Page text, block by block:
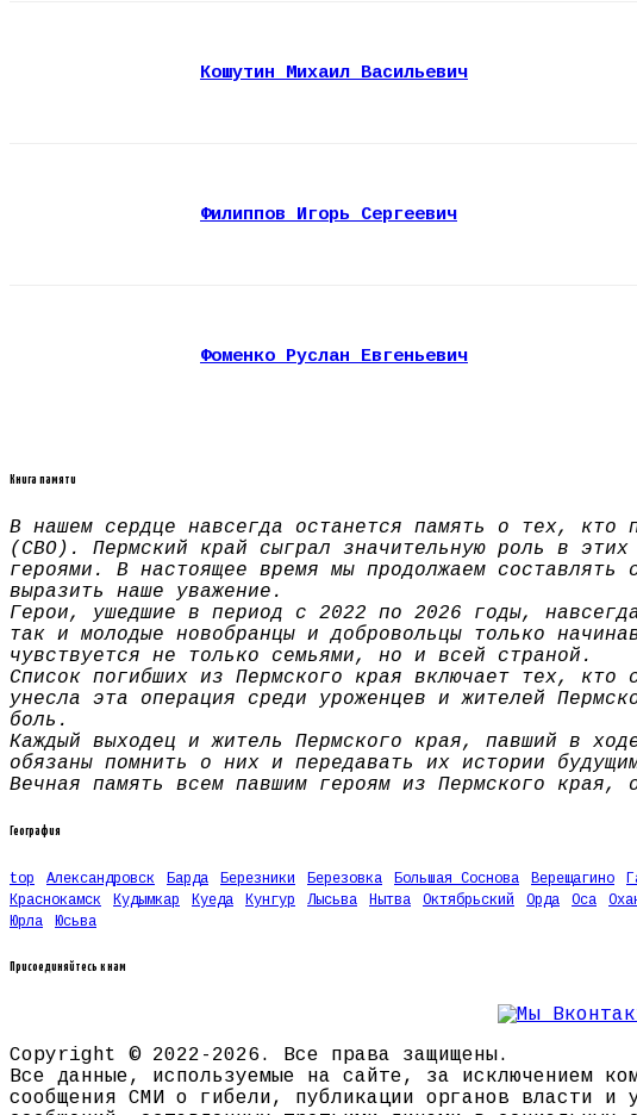
Кошутин Михаил Васильевич
Филиппов Игорь Сергеевич
Фоменко Руслан Евгеньевич
Книга памяти
В нашем сердце навсегда останется память о тех, кто
(СВО). Пермский край сыграл значительную роль в
героями. В настоящее время мы продолжаем
выразить наше уважение.
Герои, ушедшие в период с 2022 по 2026 годы,
так и молодые новобранцы и добровольцы только
чувствуется не только семьями, но и всей страной.
Список погибших из Пермского края включает тех,
унесла эта операция среди уроженцев и жителей
боль.
Каждый выходец и житель Пермского края, павший в
обязаны помнить о них и передавать их истории
Вечная память всем павшим героям из Пермского края,
География
top Александровск Барда Березники Березовка Большая Соснова Верещагино
Краснокамск
Кудымкар Куеда Кунгур Лысьва Нытва Октябрьский Орда Оса
Юрла
Юсьва
Присоединяйтесь к нам
Copyright © 2022-2026. Все права защищены.
Все данные, используемые на сайте, за исключением
сообщения СМИ о гибели, публикации органов власти и